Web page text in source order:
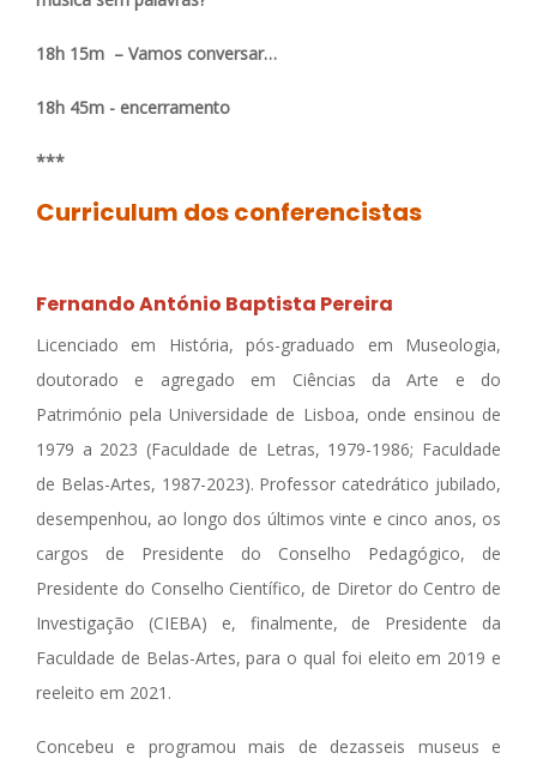
18h 15m – Vamos conversar…
18h 45m - encerramento
***
Curriculum dos conferencistas
Fernando António Baptista Pereira
Licenciado em História, pós-graduado em Museologia,
doutorado e agregado em Ciências da Arte e do
Património pela Universidade de Lisboa, onde ensinou de
1979 a 2023 (Faculdade de Letras, 1979-1986; Faculdade
de Belas-Artes, 1987-2023). Professor catedrático jubilado,
desempenhou, ao longo dos últimos vinte e cinco anos, os
cargos de Presidente do Conselho Pedagógico, de
Presidente do Conselho Científico, de Diretor do Centro de
Investigação (CIEBA) e, finalmente, de Presidente da
Faculdade de Belas-Artes, para o qual foi eleito em 2019 e
reeleito em 2021.
Concebeu e programou mais de dezasseis museus e